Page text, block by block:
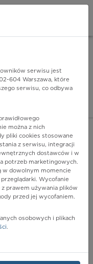
lider
serwisu jest
604 Warszawa, które
serwisu, co odbywa
można z nich
pliki cookies stosowane
z serwisu, integracji
dostawców i w
potrzeb marketingowych.
w dowolnym momencie
Wycofanie
prawem używania plików
przed jej wycofaniem.
osobowych i plikach
.
INSTALUJ